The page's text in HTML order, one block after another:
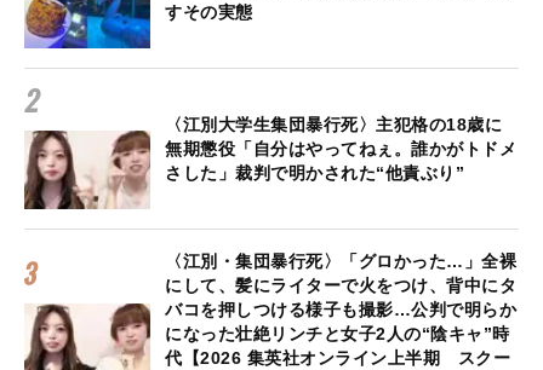
すその実態
〈江別大学生集団暴行死〉主犯格の18歳に
無期懲役「自分はやってねぇ。誰かがトドメ
さした」裁判で明かされた“他責ぶり”
〈江別・集団暴行死〉「グロかった…」全裸
にして、髪にライターで火をつけ、背中にタ
バコを押しつける様子も撮影…公判で明らか
になった壮絶リンチと女子2人の“陰キャ”時
代【2026 集英社オンライン上半期 スクー